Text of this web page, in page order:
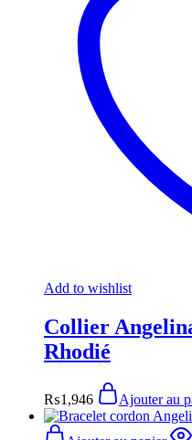
Add to wishlist
Collier
Rhodié
₨1,946
Ajouter au